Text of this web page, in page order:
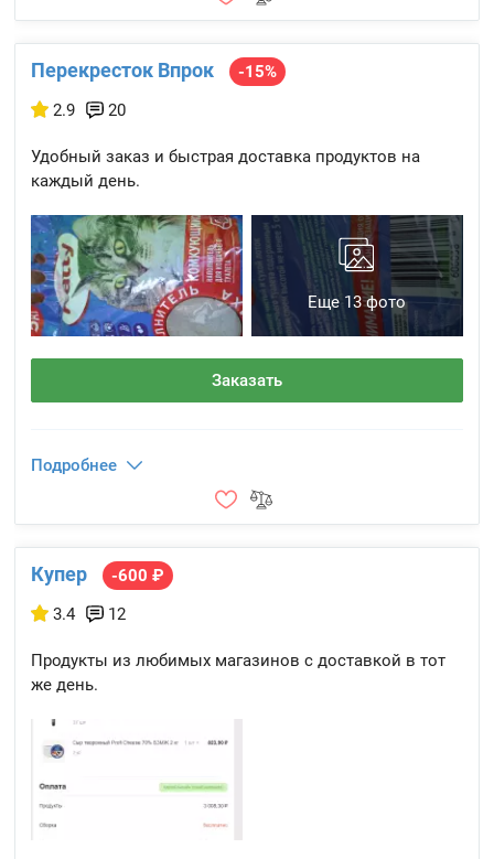
Перекресток Впрок
-15%
2.9
20
Удобный заказ и быстрая доставка продуктов на
каждый день.
Еще 13 фото
Заказать
Подробнее
Купер
-600 ₽
3.4
12
Продукты из любимых магазинов с доставкой в тот
же день.